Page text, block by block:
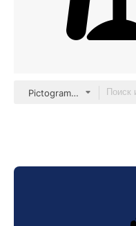
Pictograms Fill